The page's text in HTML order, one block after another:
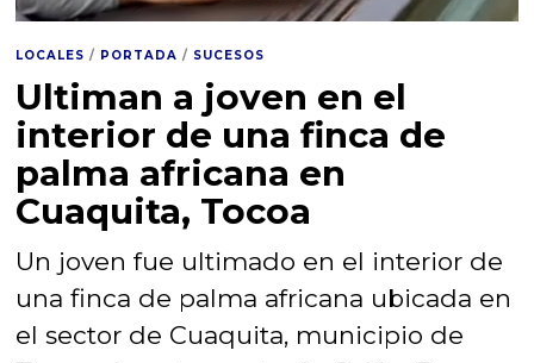
LOCALES / PORTADA / SUCESOS
Ultiman a joven en el
interior de una finca de
palma africana en
Cuaquita, Tocoa
Un joven fue ultimado en el interior de
una finca de palma africana ubicada en
el sector de Cuaquita, municipio de